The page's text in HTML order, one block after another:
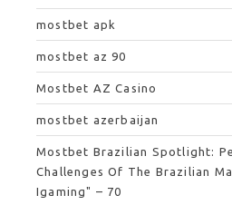
mostbet apk
mostbet az 90
Mostbet AZ Casino
mostbet azerbaijan
Mostbet Brazilian Spotlight:
Challenges Of The Brazilian
Igaming" – 70